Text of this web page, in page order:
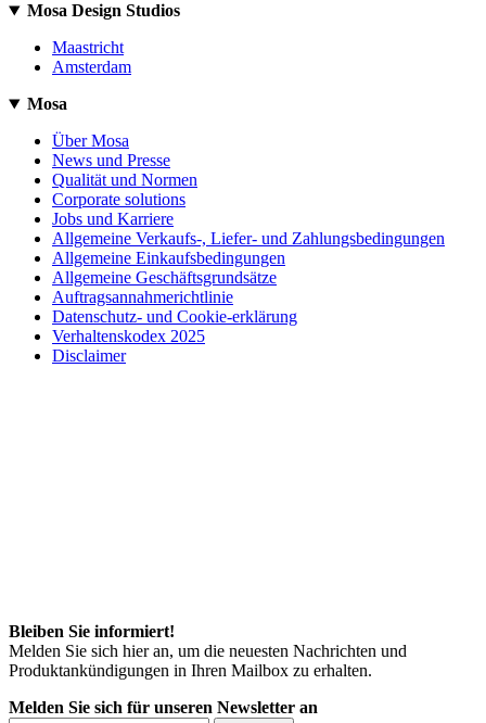
Mosa Design Studios
Maastricht
Amsterdam
Mosa
Über Mosa
News und Presse
Qualität und Normen
Corporate solutions
Jobs und Karriere
Allgemeine Verkaufs-, Liefer- und Zahlungsbedingungen
Allgemeine Einkaufsbedingungen
Allgemeine Geschäftsgrundsätze
Auftragsannahmerichtlinie
Datenschutz- und Cookie-erklärung
Verhaltenskodex 2025
Disclaimer
Bleiben Sie informiert!
Melden Sie sich hier an, um die neuesten Nachrichten und
Produktankündigungen in Ihren Mailbox zu erhalten.
Melden Sie sich für unseren Newsletter an